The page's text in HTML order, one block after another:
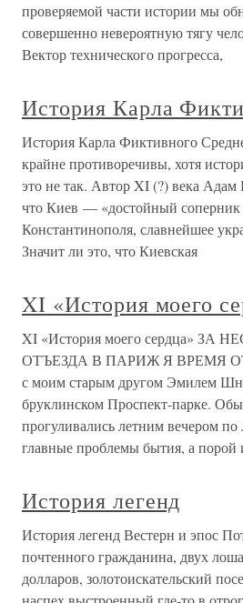
проверяемой части истории мы
совершенно невероятную тягу
Вектор технического прогресса,
История Карла
История Карла Фиктивного
крайне противоречивы, хотя
это не так. Автор XI (?) века
что Киев — «достойный соперник
Константинополя, славнейшее
Значит ли это, что Киевская
XI «История моего
XI «История моего сердца» ЗА
ОТЪЕЗДА В ПАРИЖ Я ВРЕМЯ ОТ
с моим старым другом Эмилем
бруклинском Проспект-парке.
прогуливались летним вечером
главные проблемы бытия, а порой
История легенд
История легенд Вестерн и эпос
почтенного гражданина, двух
долларов, золотоискательский